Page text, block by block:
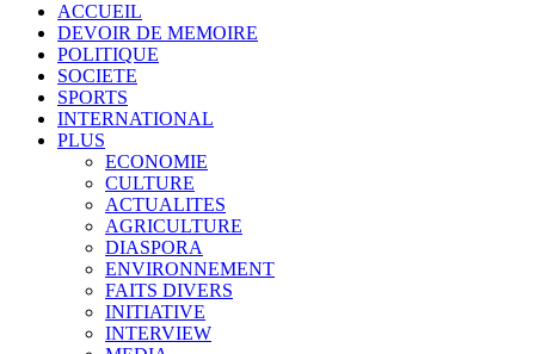
ACCUEIL
DEVOIR DE MEMOIRE
POLITIQUE
SOCIETE
SPORTS
INTERNATIONAL
PLUS
ECONOMIE
CULTURE
ACTUALITES
AGRICULTURE
DIASPORA
ENVIRONNEMENT
FAITS DIVERS
INITIATIVE
INTERVIEW